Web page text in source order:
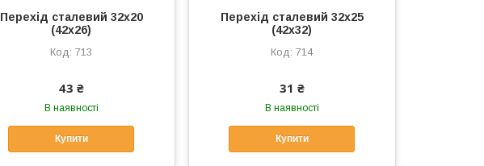
Перехід сталевий 32х20
(42х26)
713
43 ₴
В наявності
Купити
Перехід сталевий 32х25
(42х32)
714
31 ₴
В наявності
Купити